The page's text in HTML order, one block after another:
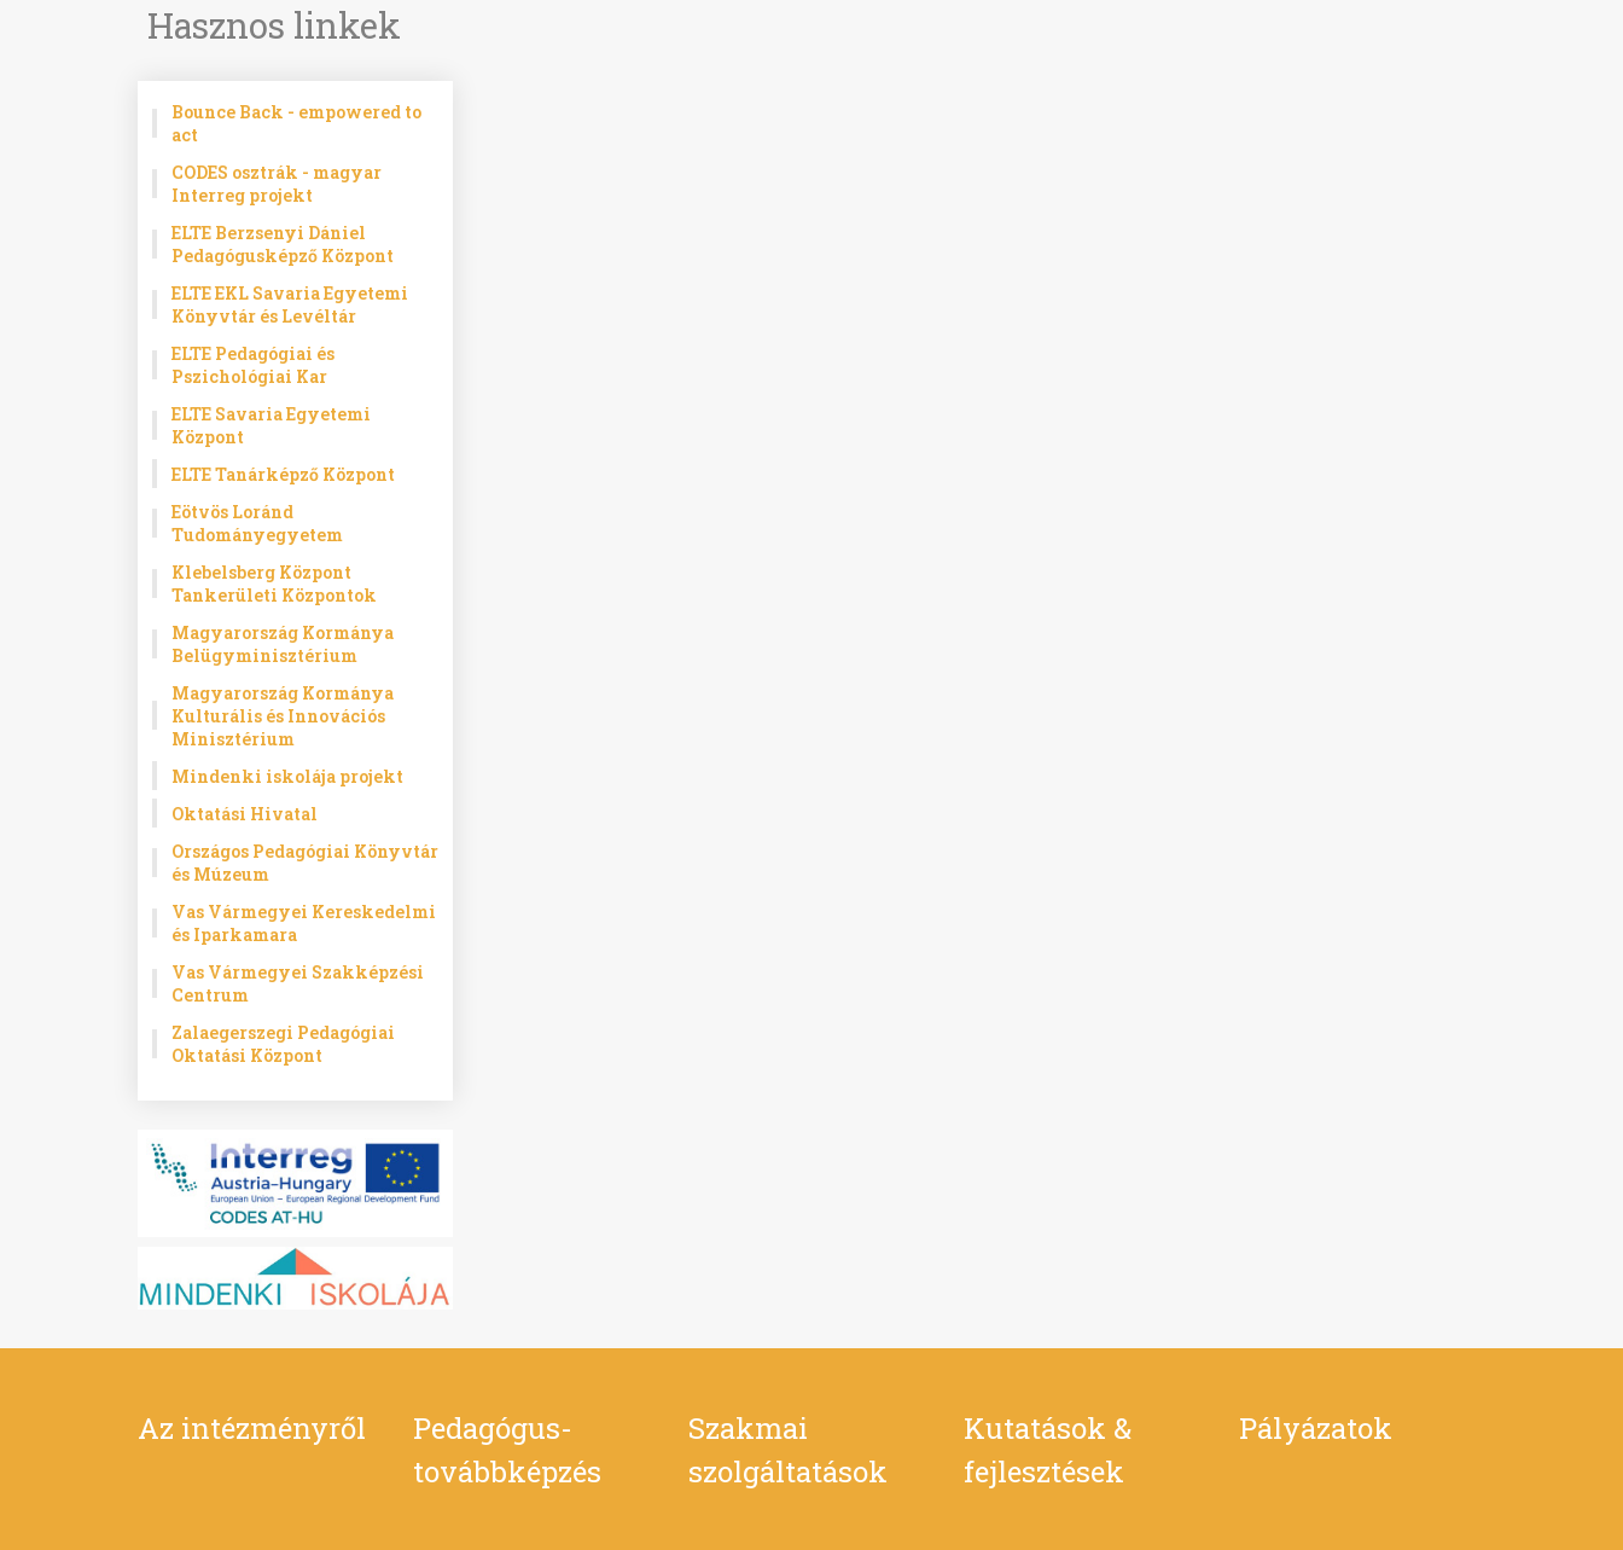
Hasznos linkek
Bounce Back - empowered to
act
CODES osztrák - magyar
Interreg projekt
ELTE Berzsenyi Dániel
Pedagógusképző Központ
ELTE EKL Savaria Egyetemi
Könyvtár és Levéltár
ELTE Pedagógiai és
Pszichológiai Kar
ELTE Savaria Egyetemi
Központ
ELTE Tanárképző Központ
Eötvös Loránd
Tudományegyetem
Klebelsberg Központ
Tankerületi Központok
Magyarország Kormánya
Belügyminisztérium
Magyarország Kormánya
Kulturális és Innovációs
Minisztérium
Mindenki iskolája projekt
Oktatási Hivatal
Országos Pedagógiai Könyvtár
és Múzeum
Vas Vármegyei Kereskedelmi
és Iparkamara
Vas Vármegyei Szakképzési
Centrum
Zalaegerszegi Pedagógiai
Oktatási Központ
Az intézményről
Pedagógus-
továbbképzés
Szakmai
szolgáltatások
Kutatások &
fejlesztések
Pályázatok